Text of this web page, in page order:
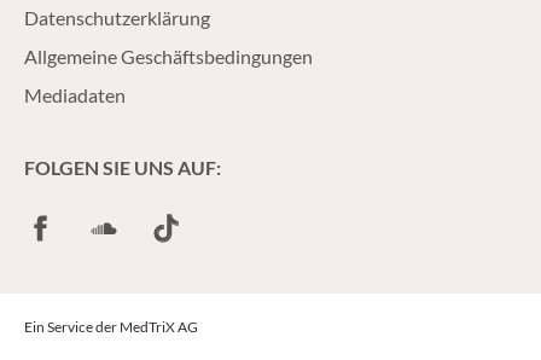
Datenschutzerklärung
Allgemeine Geschäftsbedingungen
Mediadaten
FOLGEN SIE UNS AUF:
FacebookSoundCloud
TikTok
Ein Service der MedTriX AG